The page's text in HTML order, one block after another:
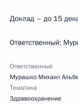
Доклад – до 15
Ответственный:
Ответственный
Мурашко Михаил
Тематика
Здравоохранение